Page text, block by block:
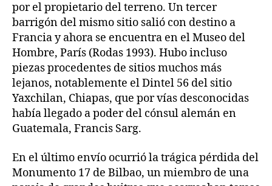
por el propietario del terreno. Un tercer
barrigón del mismo sitio salió con destino a
Francia y ahora se encuentra en el Museo del
Hombre, París (Rodas 1993). Hubo incluso
piezas procedentes de sitios muchos más
lejanos, notablemente el Dintel 56 del sitio
Yaxchilan, Chiapas, que por vías desconocidas
había llegado a poder del cónsul alemán en
Guatemala, Francis Sarg.
En el último envío ocurrió la trágica pérdida del
Monumento 17 de Bilbao, un miembro de una